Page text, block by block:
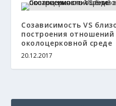
Созависимость VS
построения
околоцерковной среде
20.12.2017